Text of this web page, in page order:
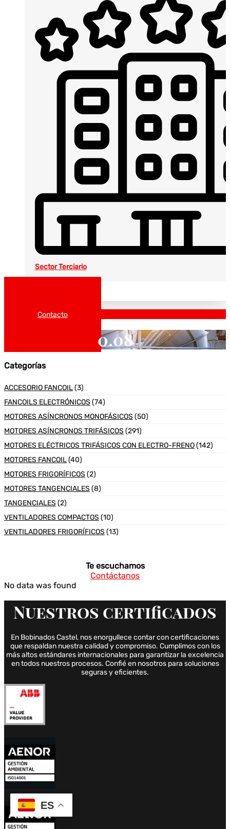
Sector Terciario
Contacto
0.08
Categorías
ACCESORIO FANCOIL(3)
FANCOILS ELECTRÓNICOS (74)
MOTORES ASÍNCRONOS MONOFÁSICOS (50)
MOTORES ASÍNCRONOS TRIFÁSICOS (291)
MOTORES ELÉCTRICOS TRIFÁSICOS CON ELECTRO-FRENO(142)
MOTORES FANCOIL(40)
MOTORES FRIGORÍFICOS (2)
MOTORES TANGENCIALES (8)
TANGENCIALES (2)
VENTILADORES COMPACTOS (10)
VENTILADORES FRIGORÍFICOS (13)
Te escuchamos
Contáctanos
No data was found
Nuestros certificados
En Bobinados Castel, nos enorgullece contar con certificaciones
que respaldan nuestra calidad y compromiso. Cumplimos con los
más altos estándares internacionales para garantizar la excelencia
en todos nuestros procesos. Confié en nosotros para soluciones
seguras y eficientes.
ES